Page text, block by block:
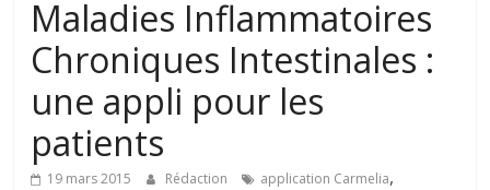
famille
Maladies Inflammatoires
Chroniques Intestinales :
une appli pour les
patients
19 mars 2015 Rédaction application Carmelia,